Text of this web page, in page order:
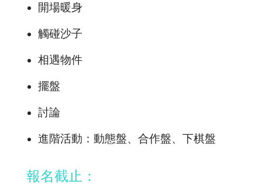
開場暖身
觸碰沙子
相遇物件
擺盤
討論
進階活動：動態盤、合作盤、下棋盤
報名截止：